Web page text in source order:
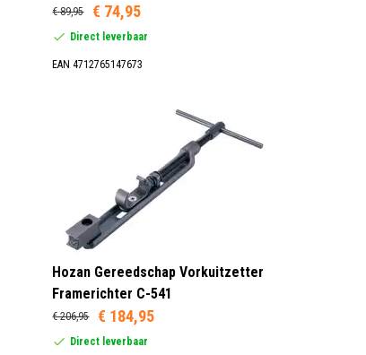
€ 89,95 € 74,95
Direct leverbaar
EAN 4712765147673
Hozan Gereedschap Vorkuitzetter
Framerichter C-541
€ 206,95 € 184,95
Direct leverbaar